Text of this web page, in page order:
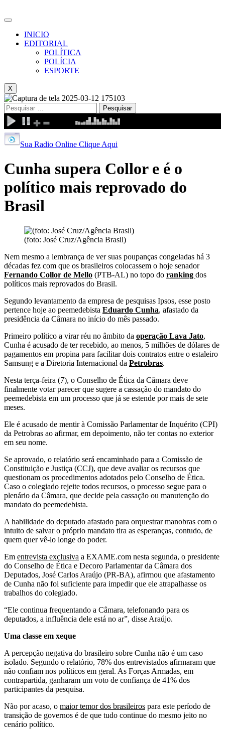
INICIO
EDITORIAL
POLÍTICA
POLÍCIA
ESPORTE
X
Pesquisar
por:
Sua Radio Online Clique Aqui
Cunha supera Collor e é o
político mais reprovado do
Brasil
(foto: José Cruz/Agência Brasil)
Nem mesmo a lembrança de ver suas poupanças congeladas há 3
décadas fez com que os brasileiros colocassem o hoje senador
Fernando Collor de Mello (PTB-AL) no topo do ranking dos
políticos mais reprovados do Brasil.
Segundo levantamento da empresa de pesquisas Ipsos, esse posto
pertence hoje ao peemedebista Eduardo Cunha, afastado da
presidência da Câmara no início do mês passado.
Primeiro político a virar réu no âmbito da operação Lava Jato,
Cunha é acusado de ter recebido, ao menos, 5 milhões de dólares de
pagamentos em propina para facilitar dois contratos entre o estaleiro
Samsung e a Diretoria Internacional da Petrobras.
Nesta terça-feira (7), o Conselho de Ética da Câmara deve
finalmente votar parecer que sugere a cassação do mandato do
peemedebista em um processo que já se estende por mais de sete
meses.
Ele é acusado de mentir à Comissão Parlamentar de Inquérito (CPI)
da Petrobras ao afirmar, em depoimento, não ter contas no exterior
em seu nome.
Se aprovado, o relatório será encaminhado para a Comissão de
Constituição e Justiça (CCJ), que deve avaliar os recursos que
questionam os procedimentos adotados pelo Conselho de Ética.
Caso o colegiado rejeite todos recursos, o processo segue para o
plenário da Câmara, que decide pela cassação ou manutenção do
mandato do peemedebista.
A habilidade do deputado afastado para orquestrar manobras com o
intuito de salvar o próprio mandato tira as esperanças, contudo, de
quem quer vê-lo longe do poder.
Em entrevista exclusiva a EXAME.com nesta segunda, o presidente
do Conselho de Ética e Decoro Parlamentar da Câmara dos
Deputados, José Carlos Araújo (PR-BA), afirmou que afastamento
de Cunha não foi suficiente para impedir que ele atrapalhasse os
trabalhos do colegiado.
“Ele continua frequentando a Câmara, telefonando para os
deputados, a influência dele está no ar”, disse Araújo.
Uma classe em xeque
A percepção negativa do brasileiro sobre Cunha não é um caso
isolado. Segundo o relatório, 78% dos entrevistados afirmaram que
não confiam nos políticos em geral. As Forças Armadas, em
contrapartida, ganharam um voto de confiança de 41% dos
participantes da pesquisa.
Não por acaso, o maior temor dos brasileiros para este período de
transição de governos é de que tudo continue do mesmo jeito no
cenário político.